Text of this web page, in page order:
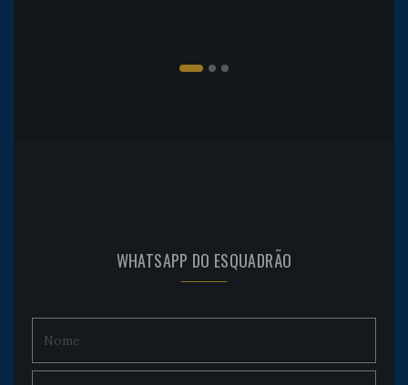
WHATSAPP DO ESQUADRÃO